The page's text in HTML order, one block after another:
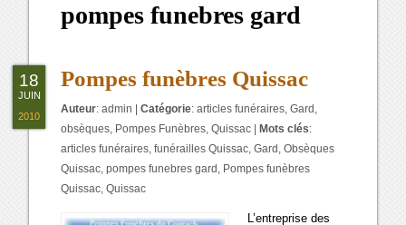
pompes funebres gard
Pompes funèbres Quissac
Auteur:admin |Catégorie:articles funéraires,Gard ,
obsèques, Pompes Funèbres,Quissac Mots clés:
articles funéraires,funérailles Quissac,Gard ,Obsèques
Quissac,pompes funebres gard , Pompes funèbres
Quissac,Quissac
L’entreprise des
18
JUIN
2010